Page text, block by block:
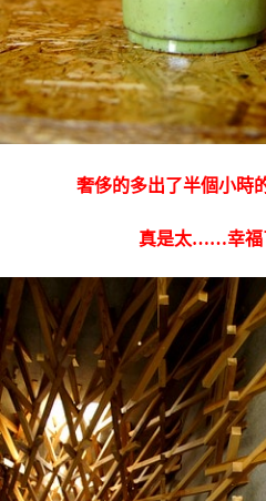
奢侈的多出了半個小時
真是太……幸福